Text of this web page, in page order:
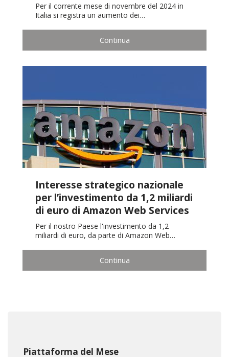
Per il corrente mese di novembre del 2024 in
Italia si registra un aumento dei…
Continua
Interesse strategico nazionale
per l’investimento da 1,2 miliardi
di euro di Amazon Web Services
Per il nostro Paese l'investimento da 1,2
miliardi di euro, da parte di Amazon Web…
Continua
Piattaforma del Mese